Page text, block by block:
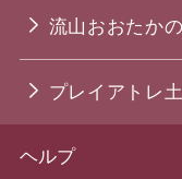
流山おおたか
プレイアトレ
ヘルプ